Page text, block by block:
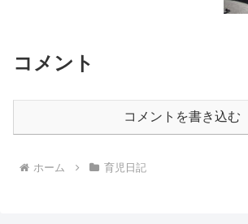
コメント
コメントを書き込む
ホーム 育児日記